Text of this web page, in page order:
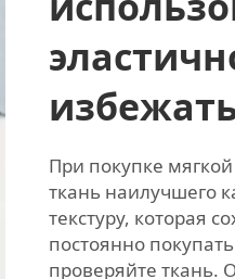
При покупке
ткань наилучшего
текстуру, которая
постоянно
проверяйте ткань.